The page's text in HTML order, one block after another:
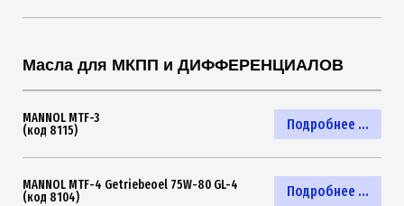
Масла для МКПП и ДИФФЕРЕНЦИАЛОВ
Подробнее ...
MANNOL MTF-3
(код 8115)
Подробнее ...
MANNOL MTF-4 Getriebeoel 75W-80 GL-4
(код 8104)